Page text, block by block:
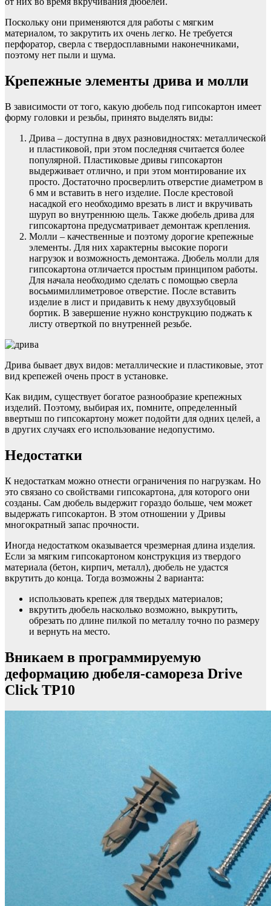
Поскольку они применяются для работы с мягким
материалом, то закрутить их очень легко. Не требуется
перфоратор, сверла с твердосплавными наконечниками,
поэтому нет пыли и шума.
Крепежные элементы дрива и молли
В зависимости от того, какую дюбель под гипсокартон имеет
форму головки и резьбы, принято выделять виды:
Дрива – доступна в двух разновидностях: металлической
и пластиковой, при этом последняя считается более
популярной. Пластиковые дривы гипсокартон
выдерживает отлично, и при этом монтирование их
просто. Достаточно просверлить отверстие диаметром в
6 мм и вставить в него изделие. После крестовой
насадкой его необходимо врезать в лист и вкручивать
шуруп во внутреннюю щель. Также дюбель дрива для
гипсокартона предусматривает демонтаж крепления.
Молли – качественные и поэтому дорогие крепежные
элементы. Для них характерны высокие пороги
нагрузок и возможность демонтажа. Дюбель молли для
гипсокартона отличается простым принципом работы.
Для начала необходимо сделать с помощью сверла
восьмимиллиметровое отверстие. После вставить
изделие в лист и придавить к нему двухзубцовый
бортик. В завершение нужно конструкцию поджать к
листу отверткой по внутренней резьбе.
Дрива бывает двух видов: металлические и пластиковые, этот
вид крепежей очень прост в установке.
Как видим, существует богатое разнообразие крепежных
изделий. Поэтому, выбирая их, помните, определенный
ввертыш по гипсокартону может подойти для одних целей, а
в других случаях его использование недопустимо.
Недостатки
К недостаткам можно отнести ограничения по нагрузкам. Но
это связано со свойствами гипсокартона, для которого они
созданы. Сам дюбель выдержит гораздо больше, чем может
выдержать гипсокартон. В этом отношении у Дривы
многократный запас прочности.
Иногда недостатком оказывается чрезмерная длина изделия.
Если за мягким гипсокартоном конструкция из твердого
материала (бетон, кирпич, металл), дюбель не удастся
вкрутить до конца. Тогда возможны 2 варианта:
использовать крепеж для твердых материалов;
вкрутить дюбель насколько возможно, выкрутить,
обрезать по длине пилкой по металлу точно по размеру
и вернуть на место.
Вникаем в программируемую
деформацию дюбеля-самореза Drive
Click TP10